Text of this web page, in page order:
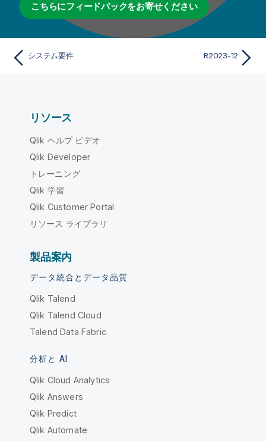
こちらにフィードバックをお寄せください
システム要件 R2023-12
リソース
Qlik ヘルプ ビデオ
Qlik Developer
トレーニング
Qlik 学習
Qlik Customer Portal
リソース ライブラリ
製品案内
データ統合とデータ品質
Qlik Talend
Qlik Talend Cloud
Talend Data Fabric
分析と AI
Qlik Cloud Analytics
Qlik Answers
Qlik Predict
Qlik Automate